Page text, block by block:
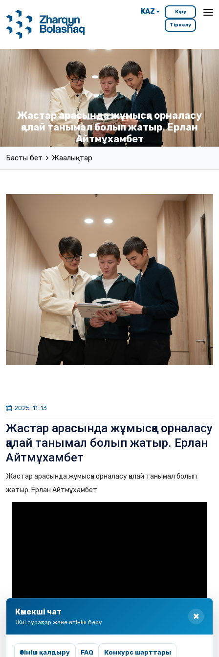
KAZ Кіру
Тіркелу
Жастар арасында жұмысқа орналасу
қалай танымал болып жатыр. Ерлан
Айтмұхамбет
Басты бет Жаңалықтар
2025-11-13
Жастар арасында жұмысқа орналасу
қалай танымал болып жатыр. Ерлан
Айтмұхамбет
Жастар арасында жұмысқа орналасу қалай танымал болып
жатыр. Ерлан Айтмұхамбет
2022-2023 «Bilim Foundation» корпоративтік
қоры. Барлық құқықтар қорғалған
Көмекші чат
Жиі сұрақтар және өтініш беру
Өтініш қалдыру FAQ Конкурс шарттары